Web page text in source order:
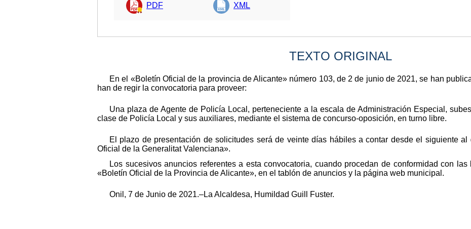
PDF XML
TEXTO ORIGINAL
En el «Boletín Oficial de la provincia de Alicante» número 103, de 2 de junio de 2021, se han
han de regir la convocatoria para proveer:
Una plaza de Agente de Policía Local, perteneciente a la escala de Administración Especial,
clase de Policía Local y sus auxiliares, mediante el sistema de concurso-oposición, en turno libre.
El plazo de presentación de solicitudes será de veinte días hábiles a contar desde el siguiente
Oficial de la Generalitat Valenciana».
Los sucesivos anuncios referentes a esta convocatoria, cuando procedan de conformidad con
«Boletín Oficial de la Provincia de Alicante», en el tablón de anuncios y la página web municipal.
Onil, 7 de Junio de 2021.–La Alcaldesa, Humildad Guill Fuster.